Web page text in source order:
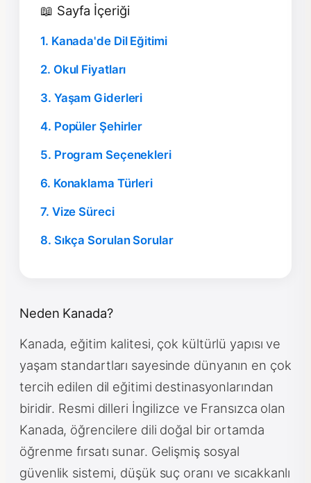
📖 Sayfa İçeriği
1. Kanada'de Dil Eğitimi
2. Okul Fiyatları
3. Yaşam Giderleri
4. Popüler Şehirler
5. Program Seçenekleri
6. Konaklama Türleri
7. Vize Süreci
8. Sıkça Sorulan Sorular
Neden Kanada?
Kanada, eğitim kalitesi, çok kültürlü yapısı ve
yaşam standartları sayesinde dünyanın en çok
tercih edilen dil eğitimi destinasyonlarından
biridir. Resmi dilleri İngilizce ve Fransızca olan
Kanada, öğrencilere dili doğal bir ortamda
öğrenme fırsatı sunar. Gelişmiş sosyal
güvenlik sistemi, düşük suç oranı ve sıcakkanlı